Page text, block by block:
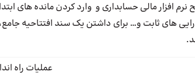
نرم افزار مالی حسابداری و وارد کردن مانده های
های ثابت و… برای داشتن یک سند افتتاحیه
عملیات راه